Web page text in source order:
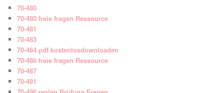
70-480
70-480 freie fragen Ressource
70-481
70-483
70-484 pdf kostenlosdownloaden
70-486 freie fragen Ressource
70-487
70-491